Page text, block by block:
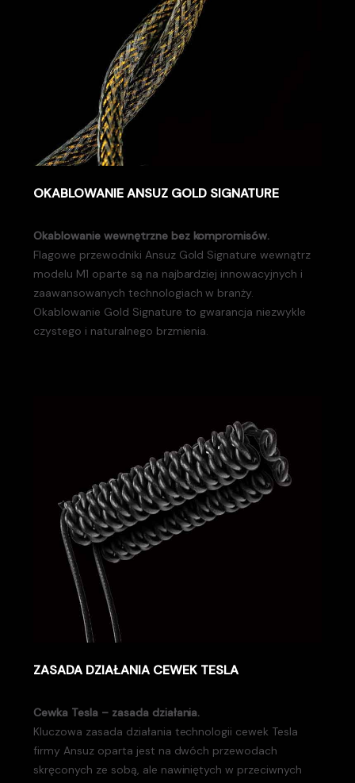
OKABLOWANIE ANSUZ GOLD SIGNATURE
Okablowanie wewnętrzne bez kompromisów.
Flagowe przewodniki Ansuz Gold Signature wewnątrz
modelu M1 oparte są na najbardziej innowacyjnych i
zaawansowanych technologiach w branży.
Okablowanie Gold Signature to gwarancja niezwykle
czystego i naturalnego brzmienia.
ZASADA DZIAŁANIA CEWEK TESLA
Cewka Tesla – zasada działania.
Kluczowa zasada działania technologii cewek Tesla
firmy Ansuz oparta jest na dwóch przewodach
skręconych ze sobą, ale nawiniętych w przeciwnych